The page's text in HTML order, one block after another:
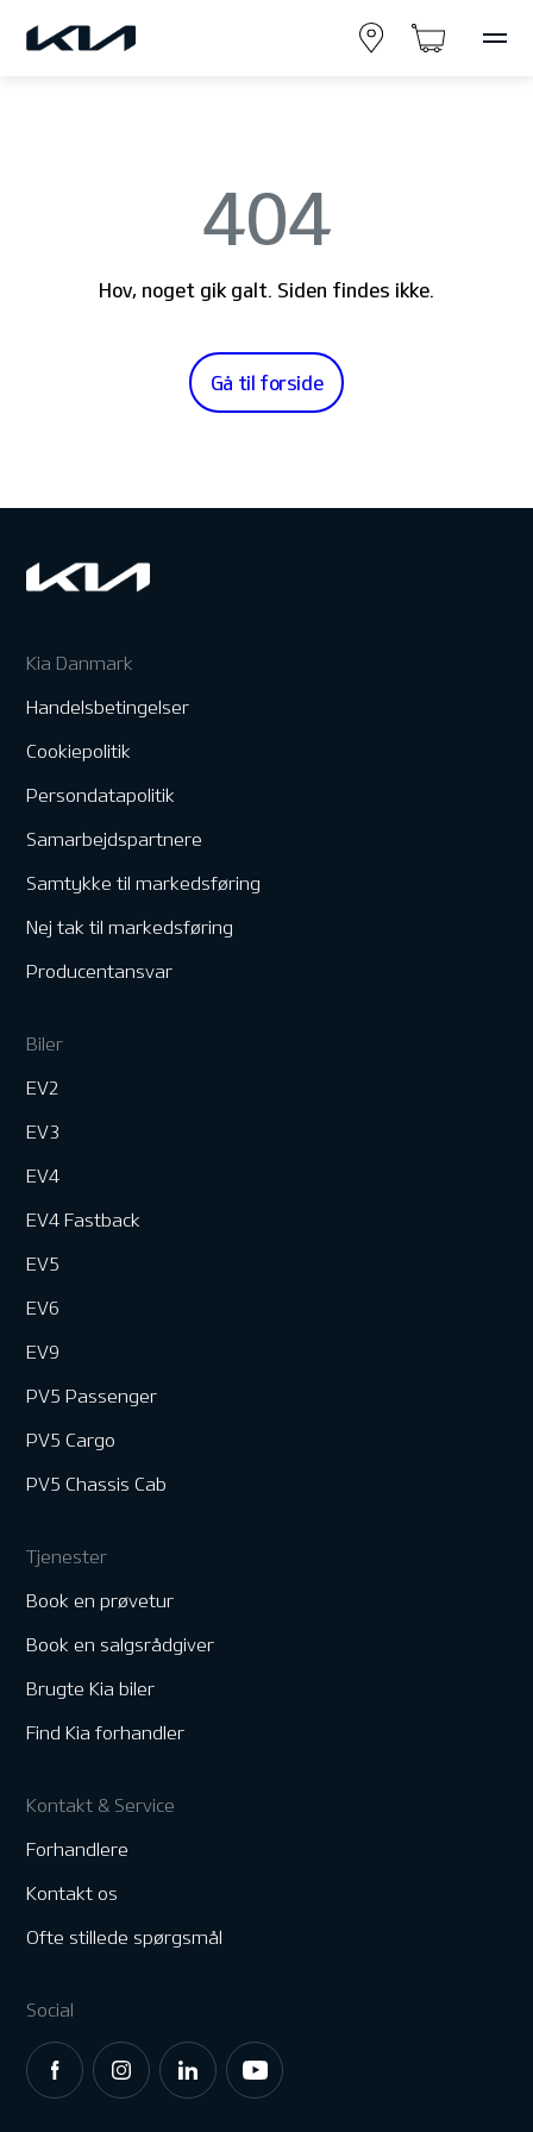
404
Hov, noget gik galt. Siden findes ikke.
Gå til forside
Kia Danmark
Handelsbetingelser
Cookiepolitik
Persondatapolitik
Samarbejdspartnere
Samtykke til markedsføring
Nej tak til markedsføring
Producentansvar
Biler
EV2
EV3
EV4
EV4 Fastback
EV5
EV6
EV9
PV5 Passenger
PV5 Cargo
PV5 Chassis Cab
Tjenester
Book en prøvetur
Book en salgsrådgiver
Brugte Kia biler
Find Kia forhandler
Kontakt & Service
Forhandlere
Kontakt os
Ofte stillede spørgsmål
Social